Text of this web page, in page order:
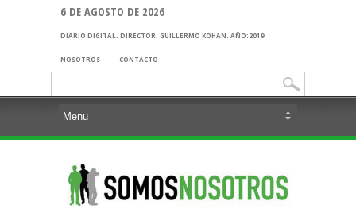
6 DE AGOSTO DE 2026
DIARIO DIGITAL. DIRECTOR: GUILLERMO KOHAN. AÑO:2019
NOSOTROS CONTACTO